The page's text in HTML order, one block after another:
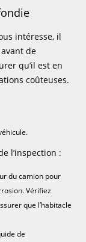
intéresse, il
de
qu’il est en
coûteuses.
l’inspection :
du camion pour
Vérifiez
que l’habitacle
de